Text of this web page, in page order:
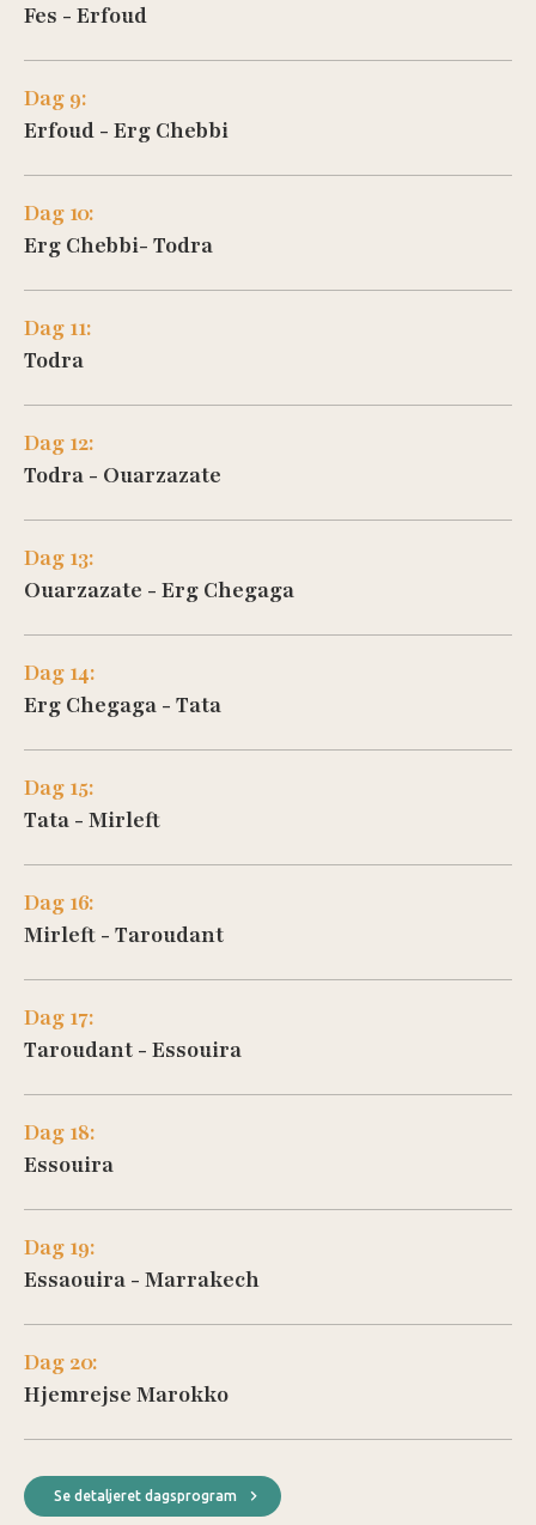
Fes - Erfoud
Dag 9:
Erfoud - Erg Chebbi
Dag 10:
Erg Chebbi- Todra
Dag 11:
Todra
Dag 12:
Todra - Ouarzazate
Dag 13:
Ouarzazate - Erg Chegaga
Dag 14:
Erg Chegaga - Tata
Dag 15:
Tata - Mirleft
Dag 16:
Mirleft - Taroudant
Dag 17:
Taroudant - Essouira
Dag 18:
Essouira
Dag 19:
Essaouira - Marrakech
Dag 20:
Hjemrejse Marokko
Se detaljeret dagsprogram